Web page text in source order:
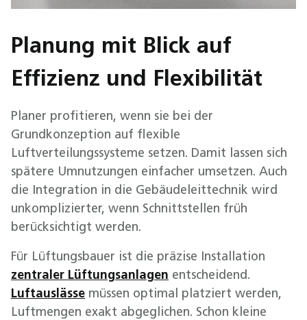
Planung mit Blick auf
Effizienz und Flexibilität
Planer profitieren, wenn sie bei der
Grundkonzeption auf flexible
Luftverteilungssysteme setzen. Damit lassen sich
spätere Umnutzungen einfacher umsetzen. Auch
die Integration in die Gebäudeleittechnik wird
unkomplizierter, wenn Schnittstellen früh
berücksichtigt werden.
Für Lüftungsbauer ist die präzise Installation
zentraler Lüftungsanlagen entscheidend.
Luftauslässe müssen optimal platziert werden,
Luftmengen exakt abgeglichen. Schon kleine